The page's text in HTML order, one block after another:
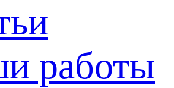
работы